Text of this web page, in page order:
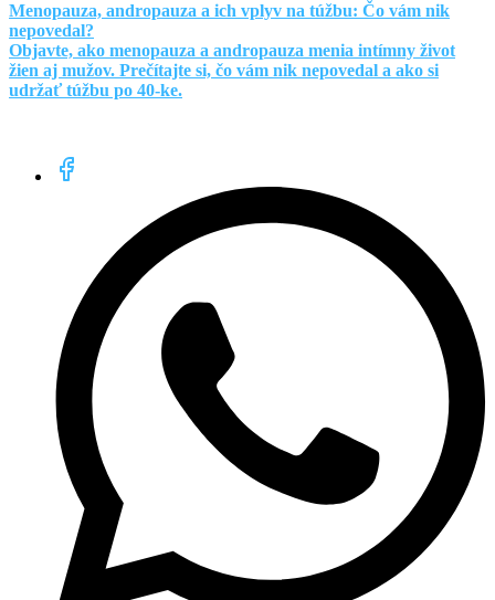
Menopauza, andropauza a ich vplyv na túžbu: Čo vám nik
nepovedal?
Objavte, ako menopauza a andropauza menia intímny život
žien aj mužov. Prečítajte si, čo vám nik nepovedal a ako si
udržať túžbu po 40-ke.